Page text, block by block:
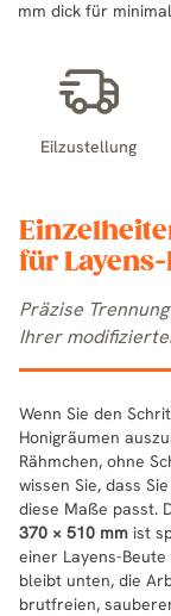
mm dick für
Eilzustellung
für Layens-
Präzise
Ihrer
Wenn Sie den
Honigräumen
Rähmchen, ohne
wissen Sie, dass
diese Maße passt.
370 × 510 mm ist
einer Layens-
bleibt unten, die
brutfreien,